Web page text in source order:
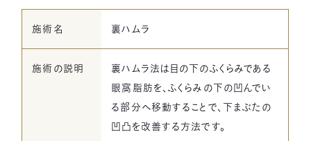
ご予約はこちら
当院の公式LINE
[受付時間] 9:30~18:30
施術名 裏ハムラ
施術の説明
裏ハムラ法は目の下のふくらみである
眼窩脂肪を、ふくらみの下の凹んでい
る部分へ移動することで、下まぶたの
凹凸を改善する方法です。